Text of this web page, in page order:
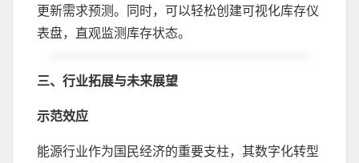
更新需求预测。同时，可以轻松创建可视化库存仪
表盘，直观监测库存状态。
三、行业拓展与未来展望
示范效应
能源行业作为国民经济的重要支柱，其数字化转型